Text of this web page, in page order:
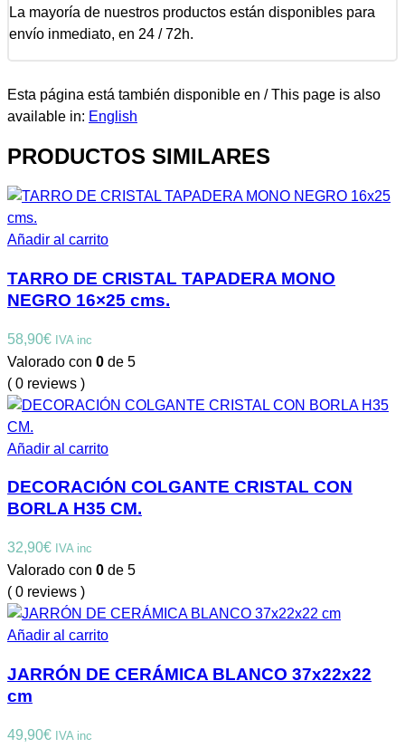
La mayoría de nuestros productos están disponibles para
envío inmediato, en 24 / 72h.
Esta página está también disponible en / This page is also
available in: English
PRODUCTOS SIMILARES
Añadir al carrito
TARRO DE CRISTAL TAPADERA MONO
NEGRO 16×25 cms.
58,90€ IVA inc
Valorado con 0 de 5
( 0 reviews )
Añadir al carrito
DECORACIÓN COLGANTE CRISTAL CON
BORLA H35 CM.
32,90€ IVA inc
Valorado con 0 de 5
( 0 reviews )
Añadir al carrito
JARRÓN DE CERÁMICA BLANCO 37x22x22
cm
49,90€ IVA inc